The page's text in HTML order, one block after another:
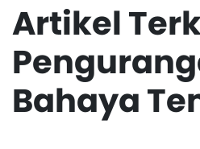
Artikel
Bahaya